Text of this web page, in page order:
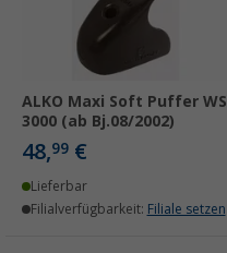
ALKO Maxi Soft Puffer WS
3000 (ab Bj.08/2002)
48,99 €
Lieferbar
Filialverfügbarkeit: Filiale setzen